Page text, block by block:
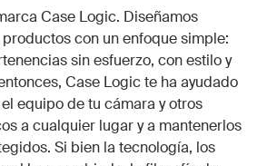
Case Logic. Diseñamos
con un enfoque simple:
sin esfuerzo, con estilo y
Case Logic te ha ayudado
equipo de tu cámara y otros
a cualquier lugar y a mantenerlos
Si bien la tecnología, los